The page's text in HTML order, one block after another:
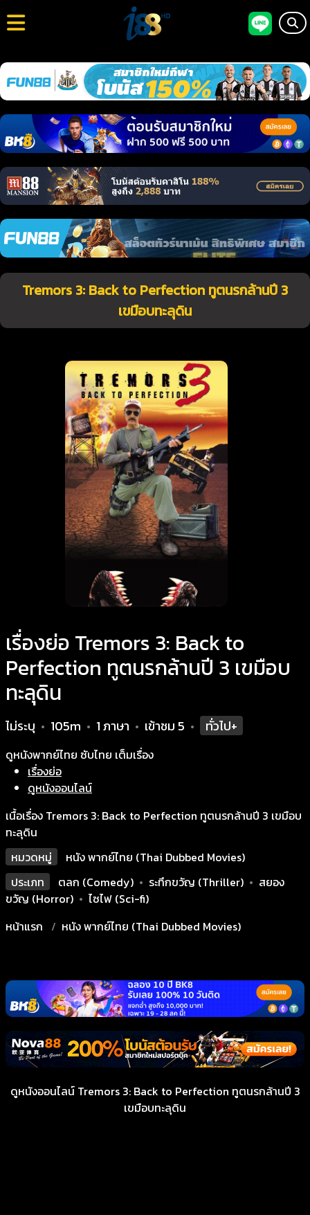
Tremors 3: Back to Perfection ทูตนรกล้านปี 3
เขมือบทะลุดิน
เรื่องย่อ Tremors 3: Back to
Perfection ทูตนรกล้านปี 3 เขมือบ
ทะลุดิน
ไม่ระบุ • 105m • 1 ภาษา • เข้าชม 5 • ทั่วไป+
ดูหนังพากย์ไทย ซับไทย เต็มเรื่อง
เรื่องย่อ
ดูหนังออนไลน์
เนื้อเรื่อง Tremors 3: Back to Perfection ทูตนรกล้านปี 3 เขมือบ
ทะลุดิน
หมวดหมู่
หนัง พากย์ไทย (Thai Dubbed Movies)
ประเภท
ตลก (Comedy) • ระทึกขวัญ (Thriller) • สยอง
ขวัญ (Horror) • ไซไฟ (Sci-fi)
หน้าแรก
หนัง พากย์ไทย (Thai Dubbed Movies)
ดูหนังออนไลน์ Tremors 3: Back to Perfection ทูตนรกล้านปี 3
เขมือบทะลุดิน